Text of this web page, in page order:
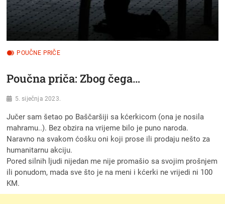
POUČNE PRIČE
Poučna priča: Zbog čega…
5. siječnja 2023.
Jučer sam šetao po Baščaršiji sa kćerkicom (ona je nosila
mahramu..). Bez obzira na vrijeme bilo je puno naroda.
Naravno na svakom ćošku oni koji prose ili prodaju nešto za
humanitarnu akciju.
Pored silnih ljudi nijedan me nije promašio sa svojim prošnjem
ili ponudom, mada sve što je na meni i kćerki ne vrijedi ni 100
KM.